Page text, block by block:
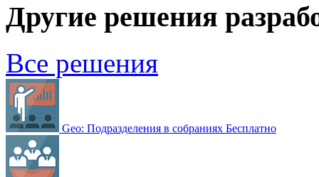
Другие решения
Все решения
Geo: Подразделения в собраниях Бесплатно